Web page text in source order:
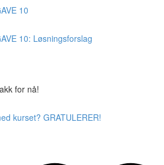
10
10: Løsningsforslag
for nå!
kurset? GRATULERER!